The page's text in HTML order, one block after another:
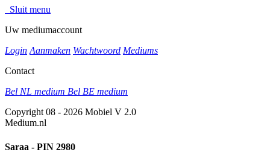
Sluit menu
Uw mediumaccount
Login Aanmaken Wachtwoord Mediums
Contact
Bel NL medium Bel BE medium
Copyright 08 - 2026 Mobiel V 2.0
Medium.nl
Saraa - PIN 2980